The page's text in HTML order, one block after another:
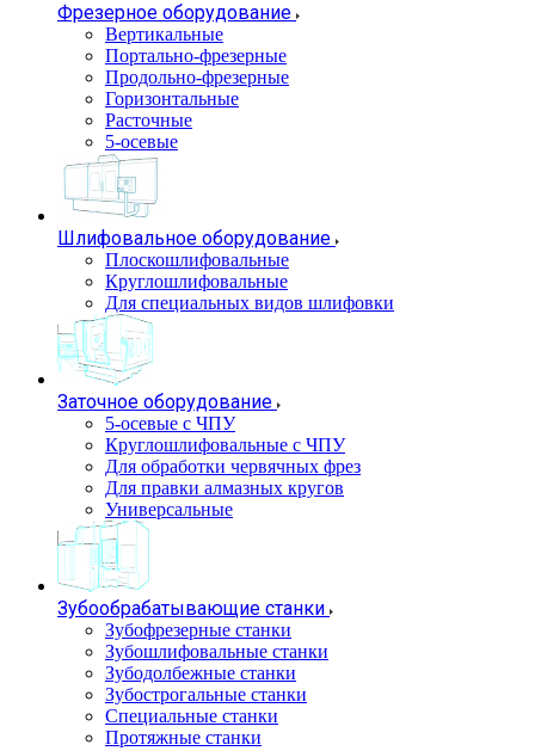
Фрезерное оборудование
Вертикальные
Портально-фрезерные
Продольно-фрезерные
Горизонтальные
Расточные
5-осевые
Шлифовальное оборудование
Плоскошлифовальные
Круглошлифовальные
Для специальных видов шлифовки
Заточное оборудование
5-осевые с ЧПУ
Круглошлифовальные с ЧПУ
Для обработки червячных фрез
Для правки алмазных кругов
Универсальные
Зубообрабатывающие станки
Зубофрезерные станки
Зубошлифовальные станки
Зубодолбежные станки
Зубострогальные станки
Специальные станки
Протяжные станки